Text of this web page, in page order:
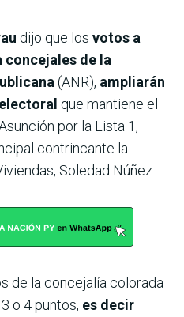
dijo que los votos a
de la
(ANR), ampliarán
que mantiene el
por la Lista 1,
contrincante la
Soledad Núñez.
de la concejalía colorada
o 4 puntos, es decir